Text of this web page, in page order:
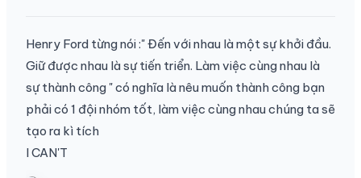
Henry Ford từng nói :" Đến với nhau là một sự khởi đầu.
Giữ được nhau là sự tiến triển. Làm việc cùng nhau là
sự thành công " có nghĩa là nêu muốn thành công bạn
phải có 1 đội nhóm tốt, làm việc cùng nhau chúng ta sẽ
tạo ra kì tích
I CAN'T